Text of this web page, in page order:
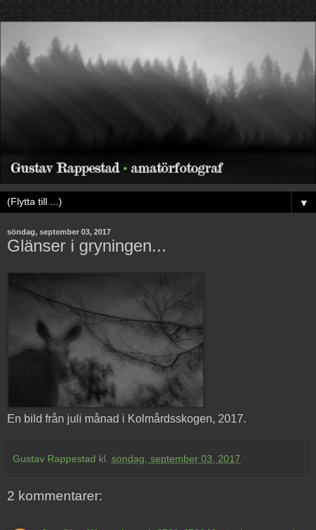
▼
söndag, september 03, 2017
Glänser i gryningen...
En bild från juli månad i Kolmårdsskogen, 2017.
Gustav Rappestad kl. söndag, september 03, 2017
2 kommentarer: